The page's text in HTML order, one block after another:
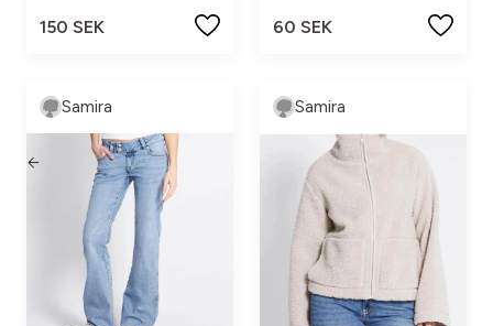
150 SEK
60 SEK
Samira Samira